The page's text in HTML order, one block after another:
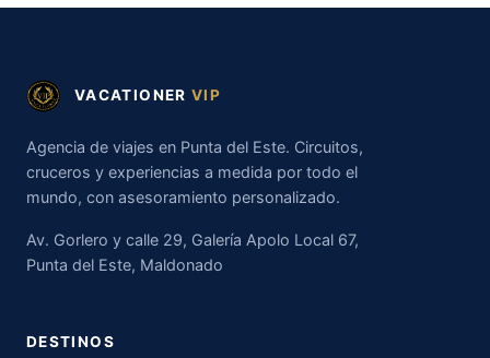
VACATIONER VIP
Agencia de viajes en Punta del Este. Circuitos,
cruceros y experiencias a medida por todo el
mundo, con asesoramiento personalizado.
Av. Gorlero y calle 29, Galería Apolo Local 67,
Punta del Este, Maldonado
DESTINOS